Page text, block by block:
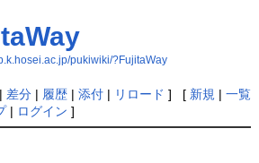
pukiwiki/?FujitaWay
差分| 履歴| 添付| リロード ] [ 新規 | 一覧
| ログイン ]